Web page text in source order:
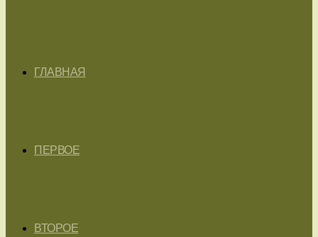
ГЛАВНАЯ
ПЕРВОЕ
ВТОРОЕ